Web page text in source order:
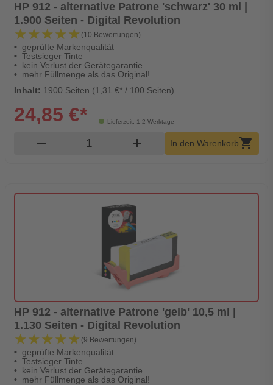
HP 912 - alternative Patrone 'schwarz' 30 ml |
1.900 Seiten - Digital Revolution
★★★★★
★★★★★ (10 Bewertungen)
geprüfte Markenqualität
Testsieger Tinte
kein Verlust der Gerätegarantie
mehr Füllmenge als das Original!
Inhalt: 1900 Seiten (1,31 €* / 100 Seiten)
Lieferzeit: 1-2 Werktage
24,85 €*
remove Produkt Warenkorb Menge
add In den Warenkorb shopping_cart
HP 912 - alternative Patrone 'gelb' 10,5 ml |
1.130 Seiten - Digital Revolution
★★★★★
★★★★★ (9 Bewertungen)
geprüfte Markenqualität
Testsieger Tinte
kein Verlust der Gerätegarantie
mehr Füllmenge als das Original!